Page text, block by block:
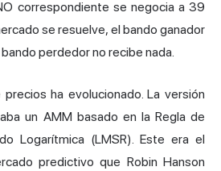
correspondiente se negocia a 39
se resuelve, el bando ganador
perdedor no recibe nada.
ha evolucionado. La versión
un AMM basado en la Regla de
Logarítmica (LMSR). Este era el
predictivo que Robin Hanson